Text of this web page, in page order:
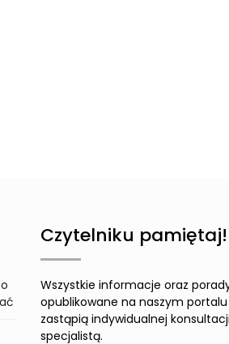
Czytelniku pamiętaj!
Wszystkie informacje oraz
opublikowane na naszym
zastąpią indywidualnej
specjalistą.